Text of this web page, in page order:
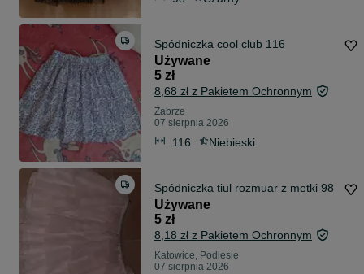
Spódniczka cool club 116
Używane
5 zł
8,68 zł z Pakietem Ochronnym
Zabrze
07 sierpnia 2026
116 Niebieski
Spódniczka tiul rozmuar z metki 98
Używane
5 zł
8,18 zł z Pakietem Ochronnym
Katowice, Podlesie
07 sierpnia 2026